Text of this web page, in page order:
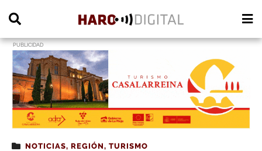
PUBLICIDAD
NOTICIAS, REGIÓN, TURISMO